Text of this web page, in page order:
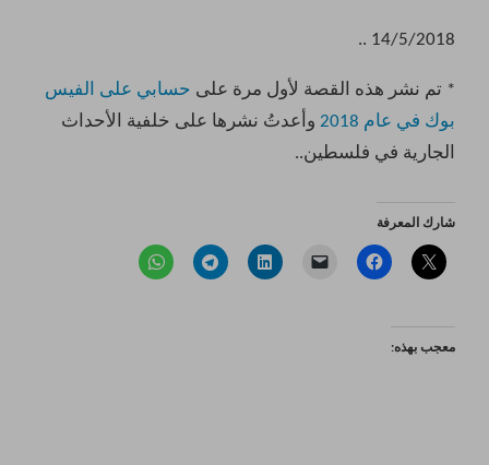
14/5/2018 ..
* تم نشر هذه القصة لأول مرة على حسابي على الفيس
بوك في عام 2018
وأعدتُ نشرها على خلفية الأحداث
الجارية في فلسطين..
شارك المعرفة
معجب بهذه: